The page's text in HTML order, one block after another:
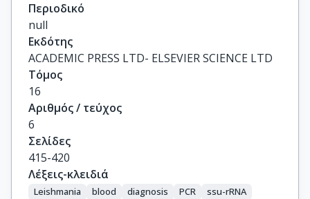
Περιοδικό
null
Εκδότης
ACADEMIC PRESS LTD- ELSEVIER SCIENCE LTD
Τόμος
16
Αριθμός / τεύχος
6
Σελίδες
415-420
Λέξεις-κλειδιά
Leishmania blood diagnosis PCR ssu-rRNA